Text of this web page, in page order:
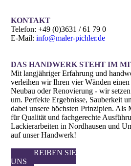
KONTAKT
Telefon: +49 (0)3631 / 61 79 0
E-Mail:info@maler-pichler.de
DAS HANDWERK STEHT IM
Mit langjähriger Erfahrung und
verleihen wir Ihren vier Wänden
Neubau oder Renovierung - wir
um. Perfekte Ergebnisse, Sauberkeit
dabei unsere höchsten Prinzipien. Als
für Qualität und fachgerechte
Lackierarbeiten in Nordhausen und
auf unser Handwerk!
SCHREIBEN SIE
UNS